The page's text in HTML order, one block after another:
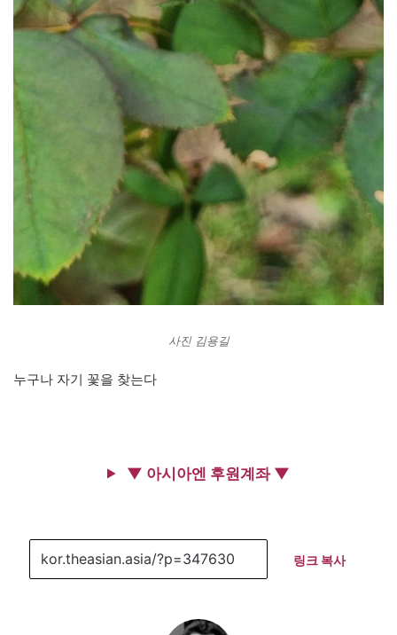
사진 김용길
누구나 자기 꽃을 찾는다
▼ 아시아엔 후원계좌 ▼
링크 복사